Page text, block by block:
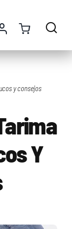
y consejos
Y